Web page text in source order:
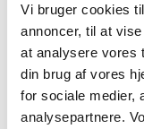
Vi bruger cookies
annoncer, til at
at analysere vores
din brug af vores
for sociale medier,
analysepartnere.
Mobil: +45
Mail:
Alle er
komme i kirke
og kom og vær